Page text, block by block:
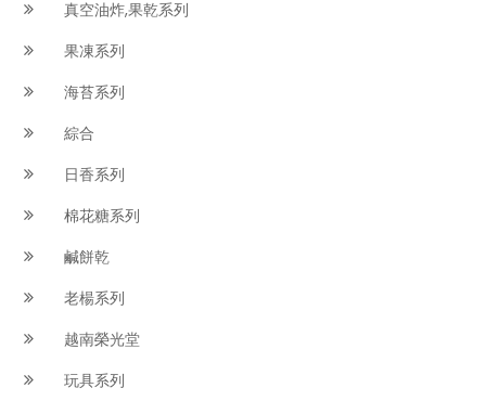
真空油炸,果乾系列
果凍系列
海苔系列
綜合
日香系列
棉花糖系列
鹹餅乾
老楊系列
越南榮光堂
玩具系列